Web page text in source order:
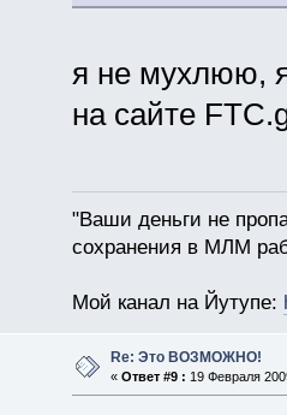
я не мухлюю,
на сайте
"Ваши деньги не
сохранения в МЛМ
Мой канал на Йутупе:
Re: Это ВОЗМОЖНО!
« Ответ #9 : 19 Февраля